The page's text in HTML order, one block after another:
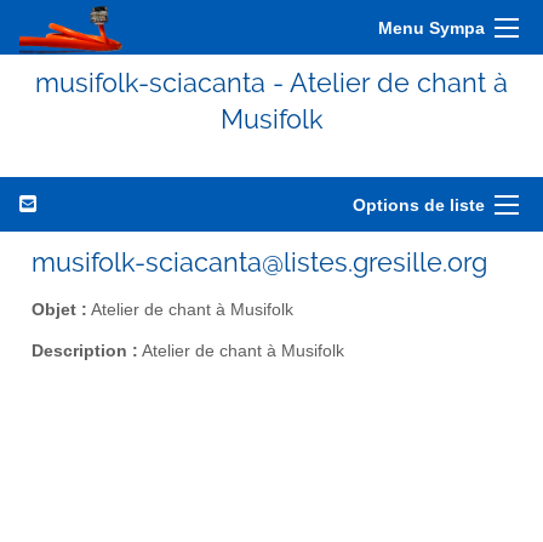
Menu Sympa
musifolk-sciacanta - Atelier de chant à
Musifolk
Options de liste
musifolk-sciacanta@listes.gresille.org
Objet : Atelier de chant à Musifolk
Description : Atelier de chant à Musifolk